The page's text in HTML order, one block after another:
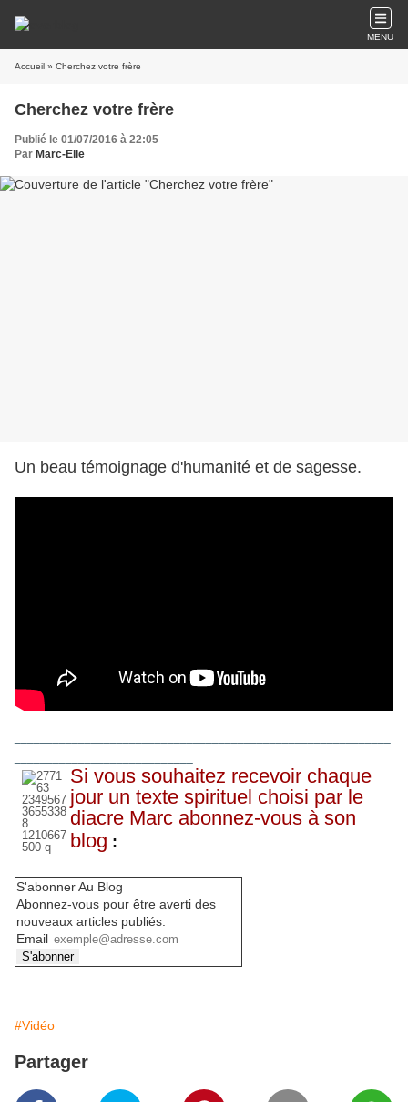
MENU
Accueil » Cherchez votre frère
Cherchez votre frère
Publié le 01/07/2016 à 22:05
Par Marc-Elie
Un beau témoignage d'humanité et de sagesse.
Si vous souhaitez recevoir chaque
jour un texte spirituel choisi par le
diacre Marc abonnez-vous à son
blog :
S'abonner Au Blog
Abonnez-vous pour être averti des
nouveaux articles publiés.
Email
#Vidéo
Partager